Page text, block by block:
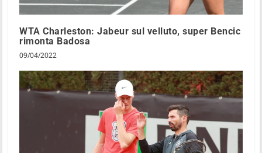
WTA Charleston: Jabeur sul velluto, super Bencic
rimonta Badosa
09/04/2022